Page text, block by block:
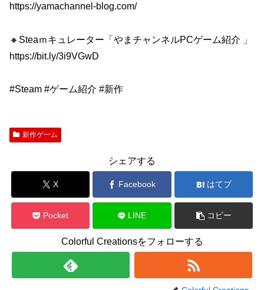
https://yamachannel-blog.com/
🔸Steaｍキュレーター「やまチャンネルPCゲーム紹介 」
https://bit.ly/3i9VGwD
#Steam #ゲーム紹介 #新作
新作ゲーム
シェアする
X Facebook はてブ
Pocket LINE コピー
Colorful Creationsをフォローする